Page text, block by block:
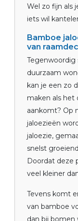
Wel zo fijn als
iets wil
Bamboe
van
Tegenwoordig
duurzaam
kan je een zo
maken als het
aankomt? Op
jaloezieën
jaloezie,
snelst
Doordat deze
veel kleiner
Tevens komt
van bamboe
dan bij